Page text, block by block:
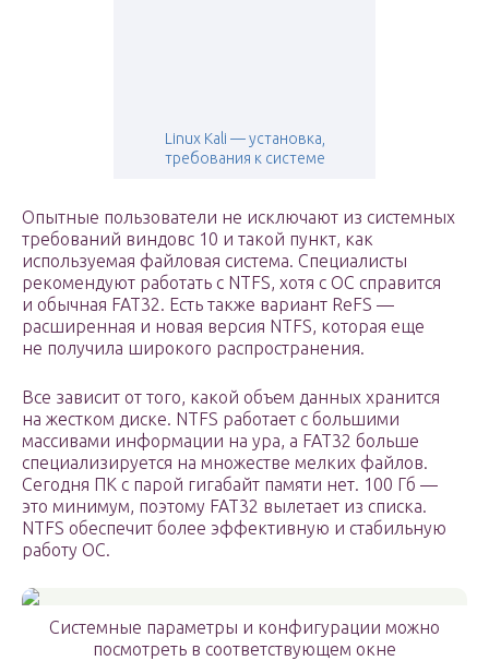
Linux Kali — установка,
требования к системе
Опытные пользователи не исключают из системных
требований виндовс 10 и такой пункт, как
используемая файловая система. Специалисты
рекомендуют работать с NTFS, хотя с ОС справится
и обычная FAT32. Есть также вариант ReFS —
расширенная и новая версия NTFS, которая еще
не получила широкого распространения.
Все зависит от того, какой объем данных хранится
на жестком диске. NTFS работает с большими
массивами информации на ура, а FAT32 больше
специализируется на множестве мелких файлов.
Сегодня ПК с парой гигабайт памяти нет. 100 Гб —
это минимум, поэтому FAT32 вылетает из списка.
NTFS обеспечит более эффективную и стабильную
работу ОС.
Системные параметры и конфигурации можно
посмотреть в соответствующем окне